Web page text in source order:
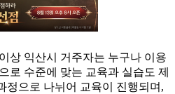
상 익산시 거주자는 누구나 이용
로 수준에 맞는 교육과 실습도 제
정으로 나뉘어 교육이 진행되며,